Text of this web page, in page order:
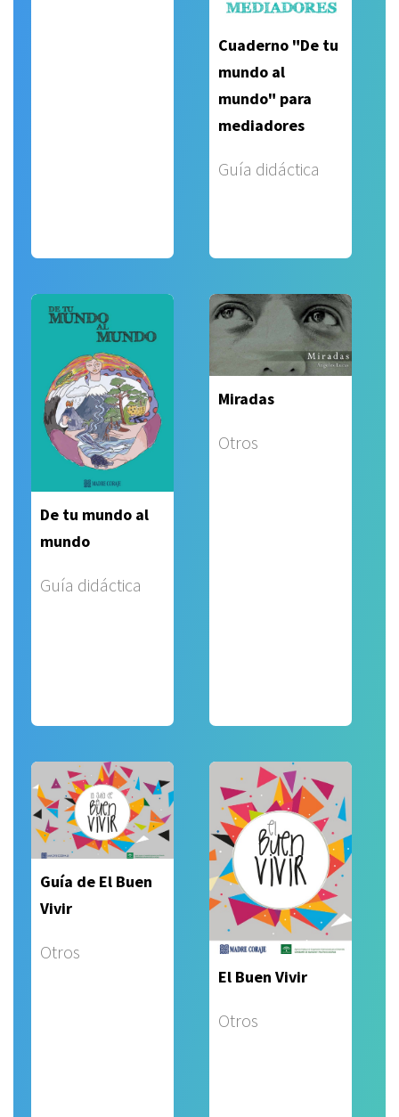
Cuaderno "De tu
mundo al
mundo" para
mediadores
Guía didáctica
De tu mundo al
mundo
Guía didáctica
Miradas
Otros
Guía de El Buen
Vivir
Otros
El Buen Vivir
Otros